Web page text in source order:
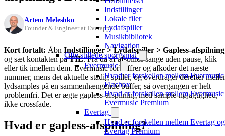
Indstillinger
Lokale filer
Lydafspiller
Musikbibliotek
Navigation
Ofte stillede spørgsmål
Evermusic
Hvad er forskellen mellem
Flacbox
Hvad er forskellen mellem
Evermusic Premium
Evertag
Hvad er forskellen mellem Evertag og
Evertag Premium
Artem Meleshko
Founder & Engineer at Everappz
Kort fortalt: Åbn Indstillinger > Lydafspiller > Gapless-afspilning
og sæt kontakten påTIL. Fra da af afspilles sange uden pause, klik
eller tik imellem dem. Evermusic forbuffrer og afkoder det næste
nummer, mens det aktuelle stadig spiller, og overdrager derefter
lydsamples på en sammenhængende buffer, så overgangen er helt
problemfri. Det er ægte gapless-afspilning med sample-nøjagtighed,
ikke crossfade.
Hvad er gapless-afspilning?